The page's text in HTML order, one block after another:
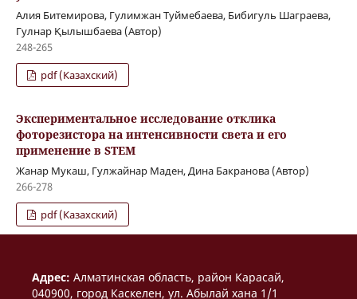
Алия Битемирова, Гулимжан Туймебаева, Бибигуль Шаграева,
Гулнар Қылышбаева (Автор)
248-265
pdf (Казахский)
Экспериментальное исследование отклика
фоторезистора на интенсивности света и его
применение в STEM
Жанар Мукаш, Гулжайнар Маден, Дина Бакранова (Автор)
266-278
pdf (Казахский)
Aдрес: Алматинская область, район Карасай,
040900, город Каскелен, ул. Абылай хана 1/1